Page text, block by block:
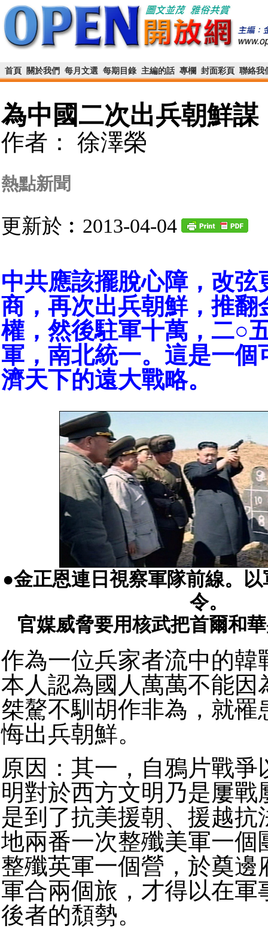
首頁 關於我們 每月文選 每期目錄 主編的話 專欄 封面彩頁 聯絡我
為中國二次出兵朝鮮謀
作者： 徐澤榮
熱點新聞
更新於︰2013-04-04
中共應該擺脫心障，改弦
商，再次出兵朝鮮，推翻
權，然後駐軍十萬，二○
軍，南北統一。這是一個
濟天下的遠大戰略。
●金正恩連日視察軍隊前線。
令。
官媒威脅要用核武把首爾和
作為一位兵家者流中的韓
本人認為國人萬萬不能因
桀驁不馴胡作非為，就罹
悔出兵朝鮮。
原因：其一，自鴉片戰爭
明對於西方文明乃是屢戰
是到了抗美援朝、援越抗
地兩番一次整殲美軍一個
整殲英軍一個營，於奠邊
軍合兩個旅，才得以在軍
後者的頹勢。